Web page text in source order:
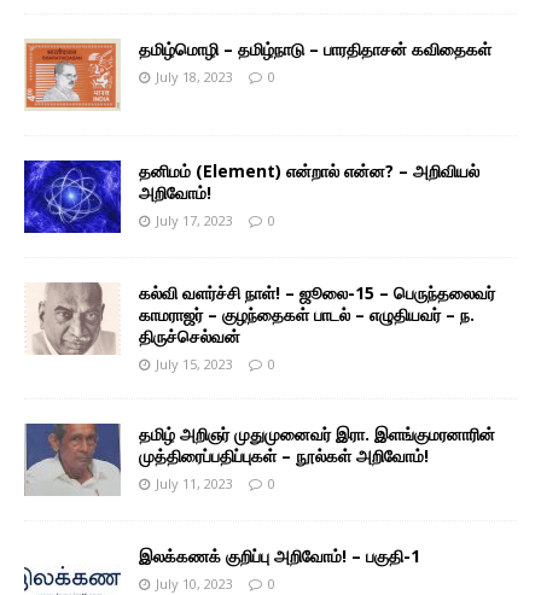
தமிழ்மொழி – தமிழ்நாடு – பாரதிதாசன் கவிதைகள்
July 18, 2023 0
தனிமம் (Element) என்றால் என்ன? – அறிவியல்
அறிவோம்!
July 17, 2023 0
கல்வி வளர்ச்சி நாள்! – ஜூலை-15 – பெருந்தலைவர்
காமராஜர் – குழந்தைகள் பாடல் – எழுதியவர் – ந.
திருச்செல்வன்
July 15, 2023 0
தமிழ் அறிஞர் முதுமுனைவர் இரா. இளங்குமரனாரின்
முத்திரைப்பதிப்புகள் – நூல்கள் அறிவோம்!
July 11, 2023 0
இலக்கணக் குறிப்பு அறிவோம்! – பகுதி-1
July 10, 2023 0